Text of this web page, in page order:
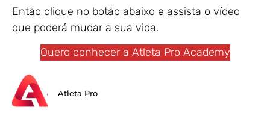
Então clique no botão abaixo e assista o vídeo
que poderá mudar a sua vida.
Quero conhecer a Atleta Pro Academy
Atleta Pro